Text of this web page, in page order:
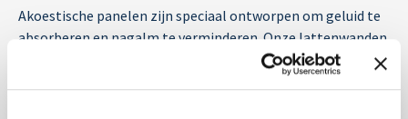
Akoestische panelen zijn speciaal ontworpen om geluid te
absorberen en nagalm te verminderen. Onze lattenwanden
vilt op een
geluiddempende basis. Ze zijn licht van gewicht, vormvast